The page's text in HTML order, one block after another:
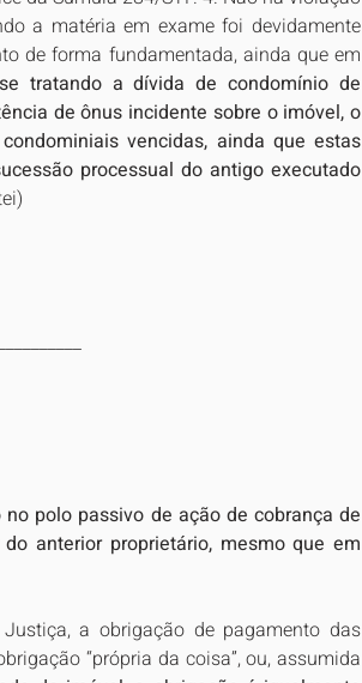
a matéria em exame foi devidamente
de forma fundamentada, ainda que em
tratando a dívida de condomínio de
de ônus incidente sobre o imóvel, o
vencidas, ainda que estas
processual do antigo executado
polo passivo de ação de cobrança de
anterior proprietário, mesmo que em
a obrigação de pagamento das
“própria da coisa”, ou, assumida